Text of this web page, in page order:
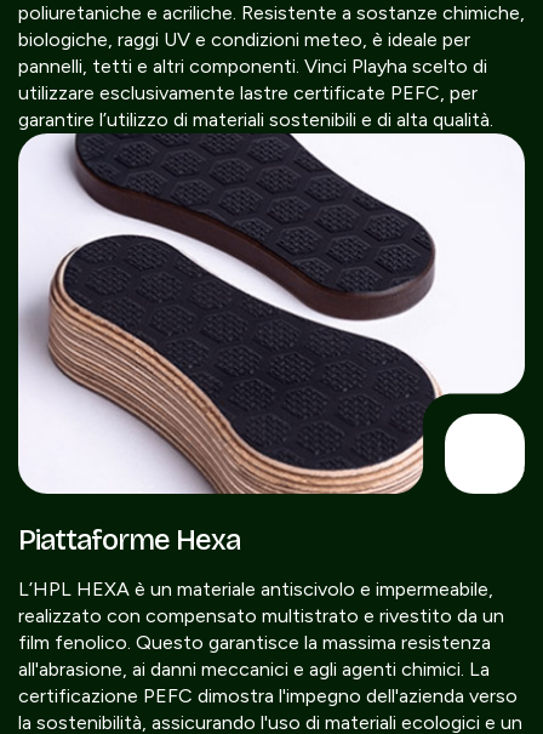
poliuretaniche e acriliche. Resistente a sostanze chimiche,
biologiche, raggi UV e condizioni meteo, è ideale per
pannelli, tetti e altri componenti. Vinci Playha scelto di
utilizzare esclusivamente lastre certificate PEFC, per
garantire l’utilizzo di materiali sostenibili e di alta qualità.
Piattaforme Hexa
L’HPL HEXA è un materiale antiscivolo e impermeabile,
realizzato con compensato multistrato e rivestito da un
film fenolico. Questo garantisce la massima resistenza
all'abrasione, ai danni meccanici e agli agenti chimici. La
certificazione PEFC dimostra l'impegno dell'azienda verso
la sostenibilità, assicurando l'uso di materiali ecologici e un